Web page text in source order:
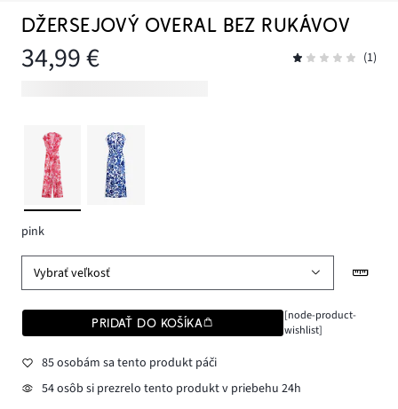
DŽERSEJOVÝ OVERAL BEZ RUKÁVOV
34,99 € (1)
pink
Vybrať veľkosť
PRIDAŤ DO KOŠÍKA
[node-product-
wishlist]
85 osobám sa tento produkt páči
54 osôb si prezrelo tento produkt v priebehu 24h